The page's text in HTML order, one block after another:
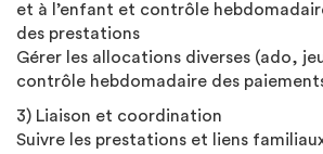
et à l’enfant et contrôle
des prestations
Gérer les allocations diverses (ado,
contrôle hebdomadaire des
3) Liaison et coordination
Suivre les prestations et liens